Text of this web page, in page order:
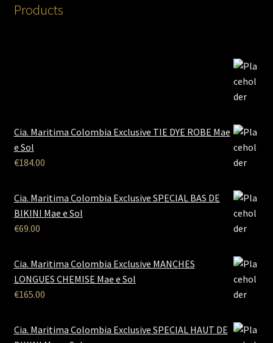
Products
Cia. Maritima Colombia Exclusive TIE DYE ROBE Mae
e Sol
€184.00
Cia. Maritima Colombia Exclusive SPECIAL BAS DE
BIKINI Mae e Sol
€69.00
Cia. Maritima Colombia Exclusive MANCHES
LONGUES CHEMISE Mae e Sol
€165.00
Cia. Maritima Colombia Exclusive SPECIAL HAUT DE